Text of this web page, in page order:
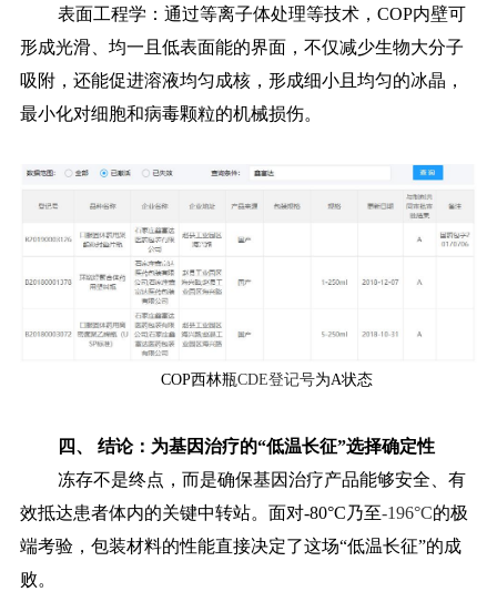
表面工程学：通过等离子体处理等技术， COP内壁可
形成光滑、均一且低表面能的界面，不仅减少生物大分子
吸附，还能促进溶液均匀成核，形成细小且均匀的冰晶，
最小化对细胞和病毒颗粒的机械损伤。
COP西林瓶CDE登记号为A状态
四、 结论：为基因治疗的“低温长征”选择确定性
冻存不是终点，而是确保基因治疗产品能够安全、有
效抵达患者体内的关键中转站。面对-80°C乃至-196°C的极
端考验，包装材料的性能直接决定了这场“低温长征”的成
败。